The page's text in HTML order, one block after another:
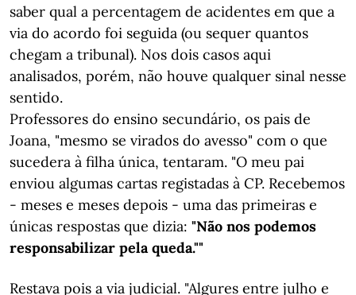
saber qual a percentagem de acidentes em que a
via do acordo foi seguida (ou sequer quantos
chegam a tribunal). Nos dois casos aqui
analisados, porém, não houve qualquer sinal nesse
sentido.
Professores do ensino secundário, os pais de
Joana, "mesmo se virados do avesso" com o que
sucedera à filha única, tentaram. "O meu pai
enviou algumas cartas registadas à CP. Recebemos
- meses e meses depois - uma das primeiras e
únicas respostas que dizia: "Não nos podemos
responsabilizar pela queda.""
Restava pois a via judicial. "Algures entre julho e